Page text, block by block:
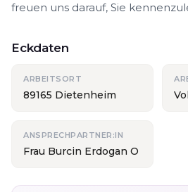
freuen uns darauf, Sie
Eckdaten
ARBEITSORT
89165 Dietenheim
ANSPRECHPARTNER:IN
Frau Burcin Erdogan O